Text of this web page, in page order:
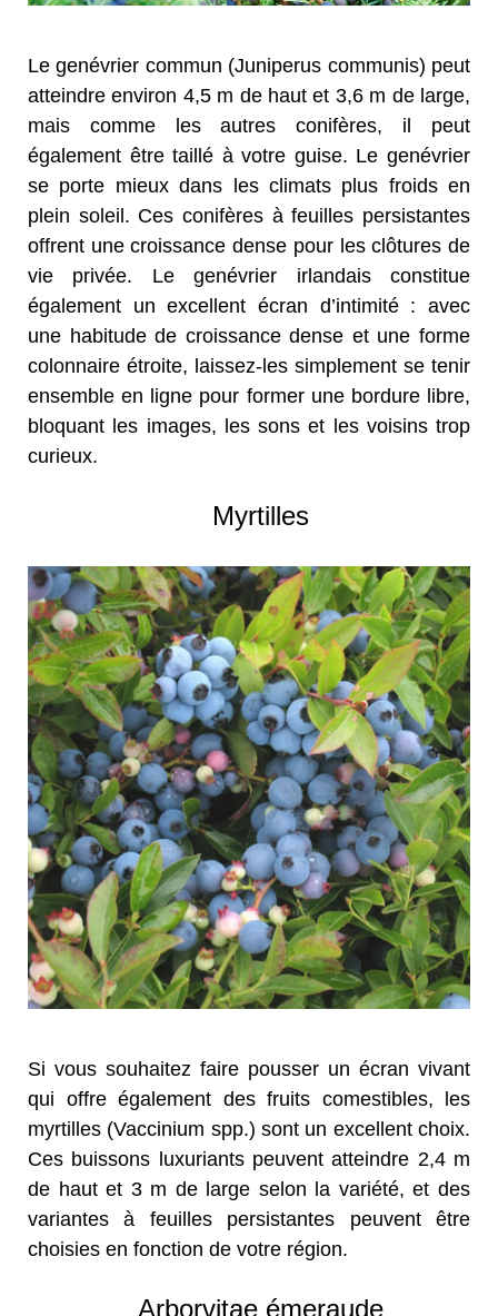
Le genévrier commun (Juniperus communis) peut
atteindre environ 4,5 m de haut et 3,6 m de large,
mais comme les autres conifères, il peut
également être taillé à votre guise. Le genévrier
se porte mieux dans les climats plus froids en
plein soleil. Ces conifères à feuilles persistantes
offrent une croissance dense pour les clôtures de
vie privée. Le genévrier irlandais constitue
également un excellent écran d’intimité : avec
une habitude de croissance dense et une forme
colonnaire étroite, laissez-les simplement se tenir
ensemble en ligne pour former une bordure libre,
bloquant les images, les sons et les voisins trop
curieux.
Myrtilles
Si vous souhaitez faire pousser un écran vivant
qui offre également des fruits comestibles, les
myrtilles (Vaccinium spp.) sont un excellent choix.
Ces buissons luxuriants peuvent atteindre 2,4 m
de haut et 3 m de large selon la variété, et des
variantes à feuilles persistantes peuvent être
choisies en fonction de votre région.
Arborvitae émeraude